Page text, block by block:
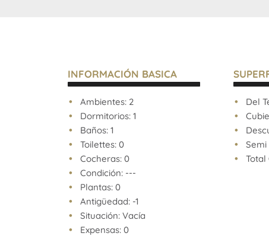
primer nivel y cercanía a estudios de televisión y
un atractivo único para compradores jóvenes,
AVISO LEGAL: Las descripciones arquitectónicas y
expensas, impuestos y servicios, fotos y medidas
aproximados. Los datos fueron proporcionados
no estar actualizados a la hora de la visualización
pueden arrojar inexactitudes y discordancias con
facturas, títulos y planos legales del inmueble. El
las verificaciones respectivas previamente a la
INFORMACIÓN BASICA
Ambientes: 2
Dormitorios: 1
Baños: 1
Toilettes: 0
Cocheras: 0
Condición: ---
Plantas: 0
Antigüedad: -1
Situación: Vacía
Expensas: 0
Del
Semi
Total